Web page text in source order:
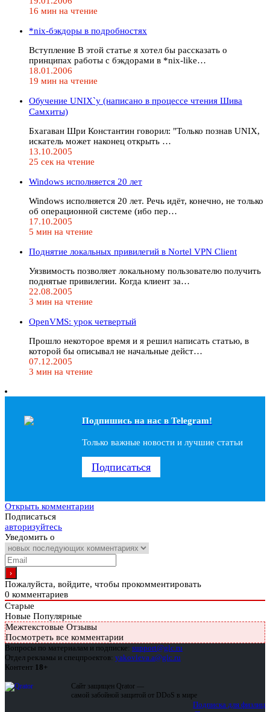
16 мин на чтение
*nix-бэкдоры в подробностях
Вступление В этой статье я хотел бы рассказать о
принципах работы с бэкдорами в *nix-like…
18.01.2006
19 мин на чтение
Обучение UNIX`у (написано в процессе чтения Шива
Самхиты)
Бхагаван Шри Константин говорил: "Только познав UNIX,
искатель может наконец открыть …
13.10.2005
25 сек на чтение
Windows исполняется 20 лет
Windows исполняется 20 лет. Речь идёт, конечно, не только
об операционной системе (ибо пер…
17.10.2005
5 мин на чтение
Поднятие локальных привилегий в Nortel VPN Client
Уязвимость позволяет локальному пользователю получить
поднятые привилегии. Когда клиент за…
22.08.2005
3 мин на чтение
OpenVMS: урок четвертый
Прошло некоторое время и я решил написать статью, в
которой бы описывал не начальные дейст…
07.12.2005
3 мин на чтение
Подпишись на наc в Telegram!
Только важные новости и лучшие статьи
Подписаться
Открыть комментарии
Подписаться
авторизуйтесь
Уведомить о
Пожалуйста, войдите, чтобы прокомментировать
0 комментариев
Старые
Новые Популярные
Межтекстовые Отзывы
Посмотреть все комментарии
Вопросы по материалам и подписке: support@glc.ru
Отдел рекламы и спецпроектов: yakovleva.a@glc.ru
Контент 18+
Сайт защищен Qrator —
самой забойной защитой от DDoS в мире
Подписка для физлиц